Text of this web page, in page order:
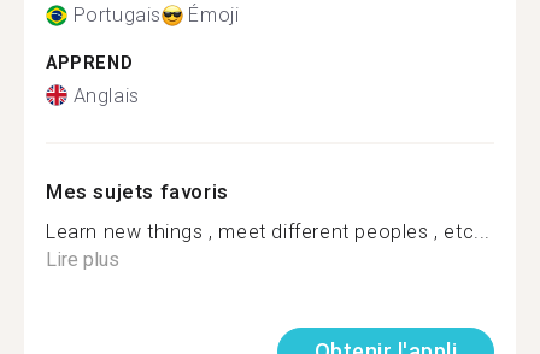
Portugais Émoji
APPREND
Anglais
Mes sujets favoris
Learn new things , meet different peoples , etc...
Lire plus